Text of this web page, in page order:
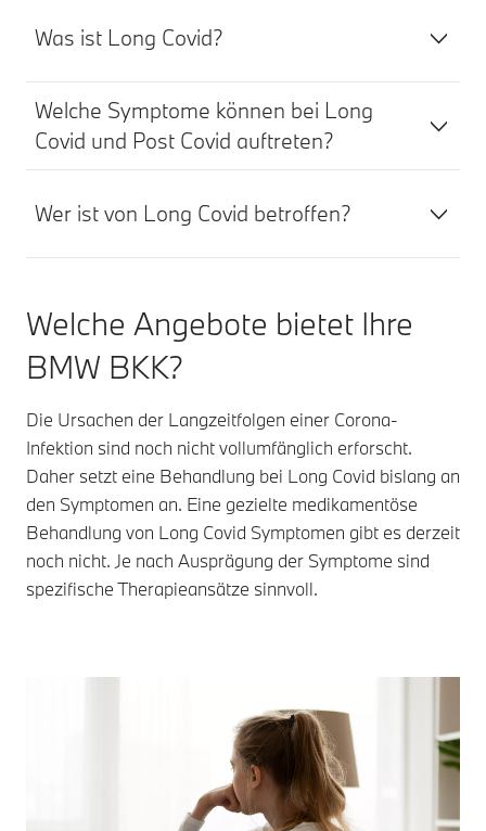
Was ist Long Covid?
Welche Symptome können bei Long
Covid und Post Covid auftreten?
Wer ist von Long Covid betroffen?
Welche Angebote bietet Ihre
BMW BKK?
Die Ursachen der Langzeitfolgen einer Corona-
Infektion sind noch nicht vollumfänglich erforscht.
Daher setzt eine Behandlung bei Long Covid bislang an
den Symptomen an. Eine gezielte medikamentöse
Behandlung von Long Covid Symptomen gibt es derzeit
noch nicht. Je nach Ausprägung der Symptome sind
spezifische Therapieansätze sinnvoll.